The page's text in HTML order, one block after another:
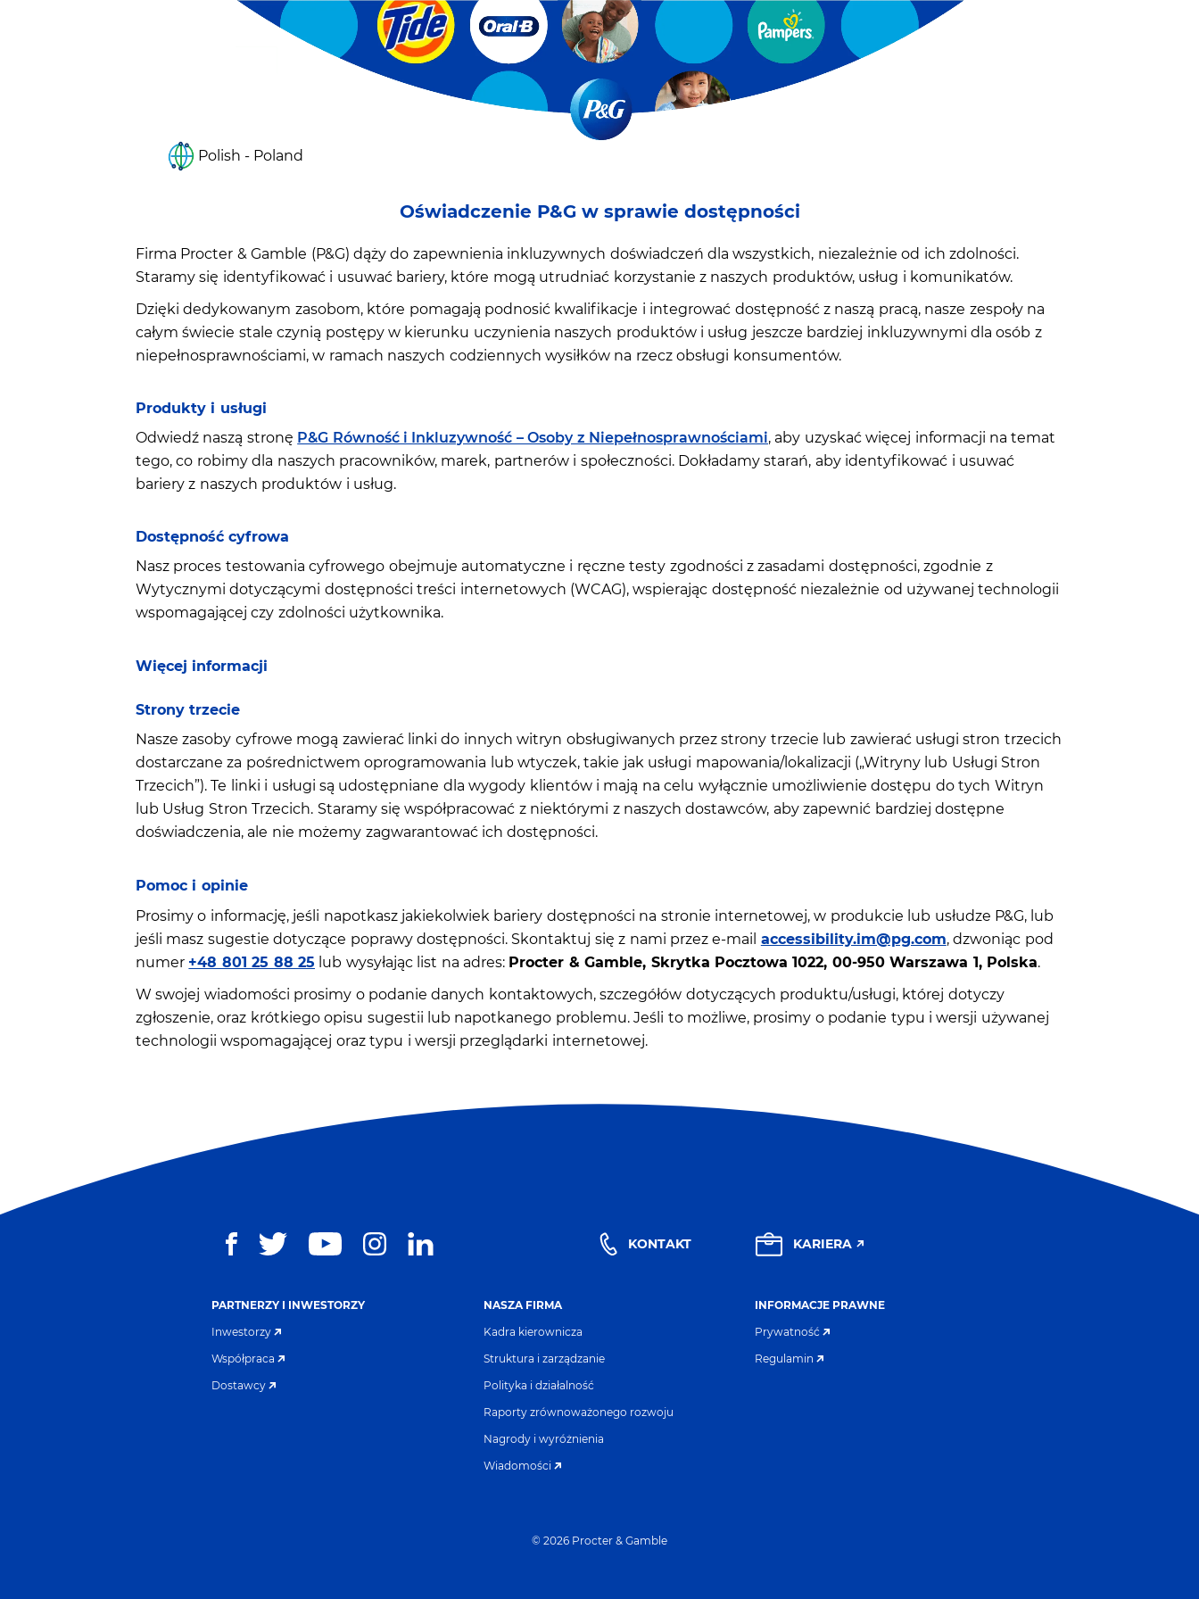
Polish - Poland
Oświadczenie P&G w sprawie dostępności
Firma Procter & Gamble (P&G) dąży do zapewnienia inkluzywnych doświadczeń dla wszystkich, niezależnie od ich zdolności.
Staramy się identyfikować i usuwać bariery, które mogą utrudniać korzystanie z naszych produktów, usług i komunikatów.
Dzięki dedykowanym zasobom, które pomagają podnosić kwalifikacje i integrować dostępność z naszą pracą, nasze zespoły na
całym świecie stale czynią postępy w kierunku uczynienia naszych produktów i usług jeszcze bardziej inkluzywnymi dla osób z
niepełnosprawnościami, w ramach naszych codziennych wysiłków na rzecz obsługi konsumentów.
Produkty i usługi
Odwiedź naszą stronę P&G Równość i Inkluzywność – Osoby z Niepełnosprawnościami, aby uzyskać więcej informacji na temat
tego, co robimy dla naszych pracowników, marek, partnerów i społeczności. Dokładamy starań, aby identyfikować i usuwać
bariery z naszych produktów i usług.
Dostępność cyfrowa
Nasz proces testowania cyfrowego obejmuje automatyczne i ręczne testy zgodności z zasadami dostępności, zgodnie z
Wytycznymi dotyczącymi dostępności treści internetowych (WCAG), wspierając dostępność niezależnie od używanej technologii
wspomagającej czy zdolności użytkownika.
Więcej informacji
Strony trzecie
Nasze zasoby cyfrowe mogą zawierać linki do innych witryn obsługiwanych przez strony trzecie lub zawierać usługi stron trzecich
dostarczane za pośrednictwem oprogramowania lub wtyczek, takie jak usługi mapowania/lokalizacji („Witryny lub Usługi Stron
Trzecich”). Te linki i usługi są udostępniane dla wygody klientów i mają na celu wyłącznie umożliwienie dostępu do tych Witryn
lub Usług Stron Trzecich. Staramy się współpracować z niektórymi z naszych dostawców, aby zapewnić bardziej dostępne
doświadczenia, ale nie możemy zagwarantować ich dostępności.
Pomoc i opinie
Prosimy o informację, jeśli napotkasz jakiekolwiek bariery dostępności na stronie internetowej, w produkcie lub usłudze P&G, lub
jeśli masz sugestie dotyczące poprawy dostępności. Skontaktuj się z nami przez e-mail accessibility.im@pg.com, dzwoniąc pod
numer +48 801 25 88 25 lub wysyłając list na adres: Procter & Gamble, Skrytka Pocztowa 1022, 00-950 Warszawa 1, Polska.
W swojej wiadomości prosimy o podanie danych kontaktowych, szczegółów dotyczących produktu/usługi, której dotyczy
zgłoszenie, oraz krótkiego opisu sugestii lub napotkanego problemu. Jeśli to możliwe, prosimy o podanie typu i wersji używanej
technologii wspomagającej oraz typu i wersji przeglądarki internetowej.
KONTAKT KARIERA
PARTNERZY I INWESTORZY
Inwestorzy
Współpraca
Dostawcy
NASZA FIRMA
Kadra kierownicza
Struktura i zarządzanie
Polityka i działalność
Raporty zrównoważonego rozwoju
Nagrody i wyróżnienia
Wiadomości
INFORMACJE PRAWNE
Prywatność
Regulamin
© 2026Procter & Gamble